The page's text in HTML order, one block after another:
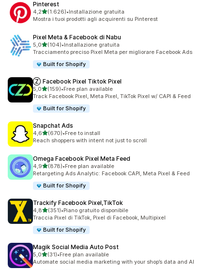
Pinterest
4,2stelle su 5
(1.626)
1626 recensioni totali
•Installazione gratuita
Mostra i tuoi prodotti agli acquirenti su Pinterest
Pixel Meta & Facebook di Nabu
5,0stelle su 5
(104)
104 recensioni totali
•Installazione gratuita
Tracciamento preciso Pixel Meta per migliorare Facebook Ads
Built for Shopify
Ⓩ Facebook Pixel Tiktok Pixel
5,0stelle su 5
(159)
159 recensioni totali
•Free plan available
Track Facebook Pixel, Meta Pixel, TikTok Pixel w/ CAPI & Feed
Built for Shopify
Snapchat Ads
4,6stelle su 5
(670)
670 recensioni totali
•Free to install
Reach shoppers with intent not just to scroll
Omega Facebook Pixel Meta Feed
4,9stelle su 5
(878)
878 recensioni totali
•Free plan available
Retargeting Ads Analytic: Facebook CAPI, Meta Pixel & Feed
Built for Shopify
Trackify Facebook Pixel,TikTok
4,8stelle su 5
(351)
351 recensioni totali
•Piano gratuito disponibile
Traccia Pixel di TikTok, Pixel di Facebook, Multipixel
Built for Shopify
Magik Social Media Auto Post
5,0stelle su 5
(31)
31 recensioni totali
•Free plan available
Automate social media marketing with your shop’s data and AI